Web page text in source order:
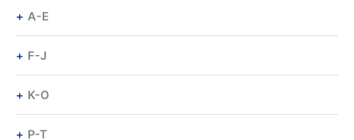
A-E
F-J
K-O
P-T